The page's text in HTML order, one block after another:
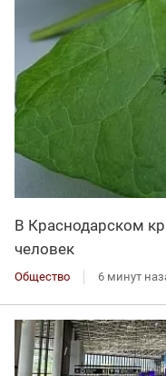
В Краснодарском
человек
Общество 6 минут